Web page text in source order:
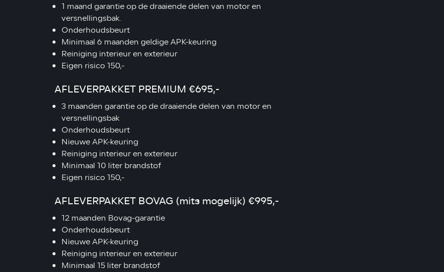
1 maand garantie op de draaiende delen van motor en
versnellingsbak.
Onderhoudsbeurt
Minimaal 6 maanden geldige APK-keuring
Reiniging interieur en exterieur
Eigen risico 150,-
AFLEVERPAKKET PREMIUM €695,-
3 maanden garantie op de draaiende delen van motor en
versnellingsbak
Onderhoudsbeurt
Nieuwe APK-keuring
Reiniging interieur en exterieur
Minimaal 10 liter brandstof
Eigen risico 150,-
AFLEVERPAKKET BOVAG (mits mogelijk) €995,-
12 maanden Bovag-garantie
Onderhoudsbeurt
Nieuwe APK-keuring
Reiniging interieur en exterieur
Minimaal 15 liter brandstof